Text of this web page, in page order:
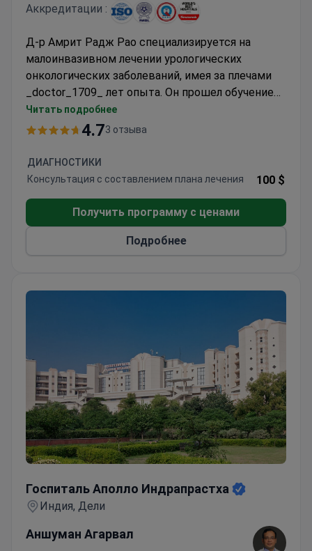
Аккредитации :
Д-р Амрит Радж Рао специализируется на
малоинвазивном лечении урологических
онкологических заболеваний, имея за плечами
_doctor_1709_ лет опыта. Он прошел обучение
роботизированной хирургии в Онкологическом
институте Розуэлл-Парк и Университете Южной
лапароскопическая простатэктомия при раке
предстательной железы. Manipal Hospitals —
услуг, располагающий 15 больницами в шести
штатах.
Читать подробнее
4.73 отзыва
ДИАГНОСТИКИ
Консультация с составлением плана лечения
100 $
Получить программу с ценами
Подробнее
Госпиталь Аполло Индрапрастха
Индия, Дели
Аншуман Агарвал